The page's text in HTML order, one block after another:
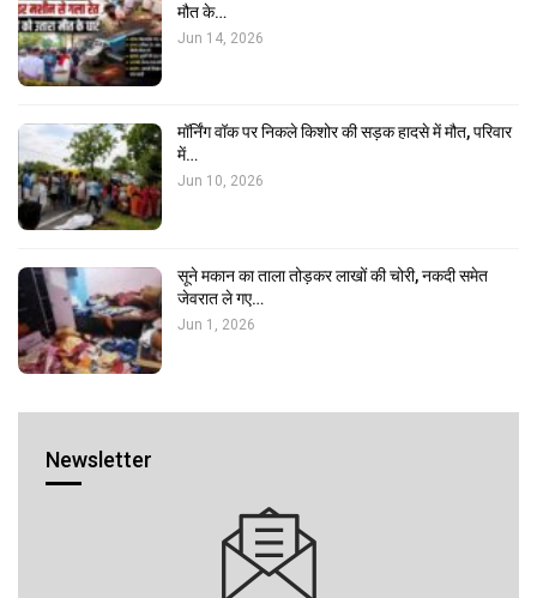
मौत के…
Jun 14, 2026
मॉर्निंग वॉक पर निकले किशोर की सड़क हादसे में मौत, परिवार
में…
Jun 10, 2026
सूने मकान का ताला तोड़कर लाखों की चोरी, नकदी समेत
जेवरात ले गए…
Jun 1, 2026
Newsletter